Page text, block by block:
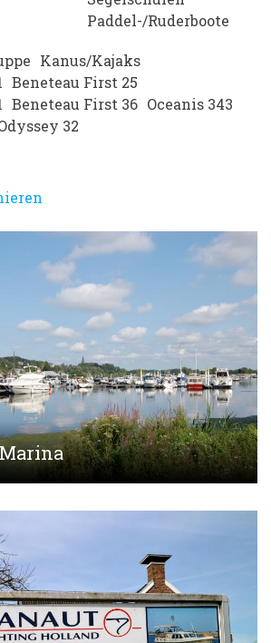
Paddel-/Ruderboote
Kanus/Kajaks
Beneteau First 25
Beneteau First 36 Oceanis 343
32